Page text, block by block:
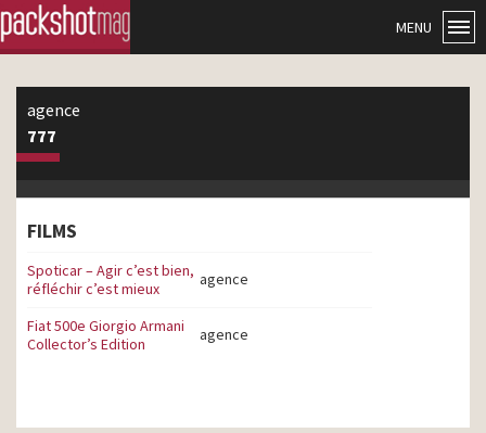
MENU
agence
777
FILMS
Spoticar – Agir c’est bien,
réfléchir c’est mieux
agence
Fiat 500e Giorgio Armani
Collector’s Edition
agence